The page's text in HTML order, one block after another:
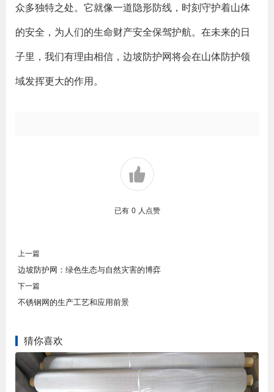
众多独特之处。它就像一道隐形防线，时刻守护着山体
的安全，为人们的生命财产安全保驾护航。在未来的日
子里，我们有理由相信，边坡防护网将会在山体防护领
域发挥更大的作用。
已有 0 人点赞
上一篇
边坡防护网：绿色生态与自然灾害的博弈
下一篇
不锈钢网的生产工艺和应用前景
猜你喜欢